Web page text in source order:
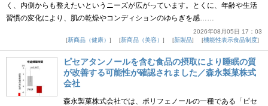
く、内側からも整えたいというニーズが広がっています。とくに、年齢や生活
習慣の変化により、肌の乾燥やコンディションのゆらぎを感……
2026年08月05日 17：03
新商品（健康）
新商品（美容） 新製品 機能性表示食品制度
ピセアタンノールを含む食品の摂取により睡眠の質
が改善する可能性が確認されました／森永製菓株式
会社
森永製菓株式会社では、ポリフェノールの一種である「ピセ